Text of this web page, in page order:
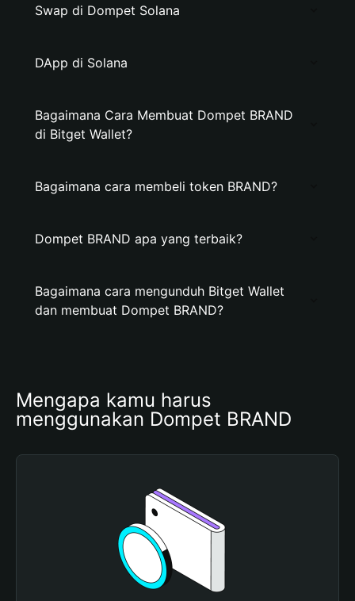
Swap di Dompet Solana
DApp di Solana
Bagaimana Cara Membuat Dompet BRAND
di Bitget Wallet?
Bagaimana cara membeli token BRAND?
Dompet BRAND apa yang terbaik?
Bagaimana cara mengunduh Bitget Wallet
dan membuat Dompet BRAND?
Mengapa kamu harus
menggunakan Dompet BRAND